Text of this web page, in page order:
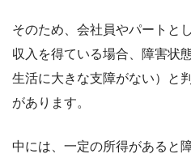
そのため、会社員やパートと
収入を得ている場合、障害状
生活に大きな支障がない）と
があります。
中には、一定の所得があると